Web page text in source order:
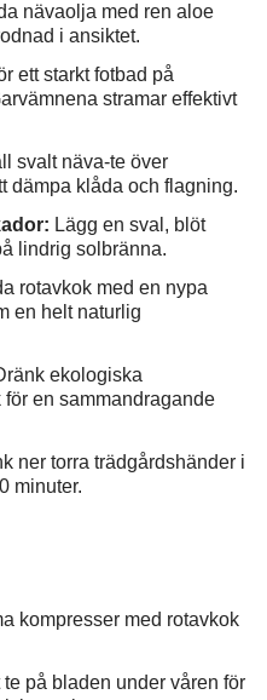
nävaolja med ren aloe
i ansiktet.
ett starkt fotbad på
stramar effektivt
svalt näva-te över
dämpa klåda och flagning.
Lägg en sval, blöt
lindrig solbränna.
rotavkok med en nypa
en helt naturlig
ekologiska
en sammandragande
ner torra trädgårdshänder i
minuter.
kompresser med rotavkok
te på bladen under våren för